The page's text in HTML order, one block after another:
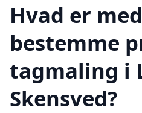
Hvad er
bestemme
tagmaling i
Skensved?